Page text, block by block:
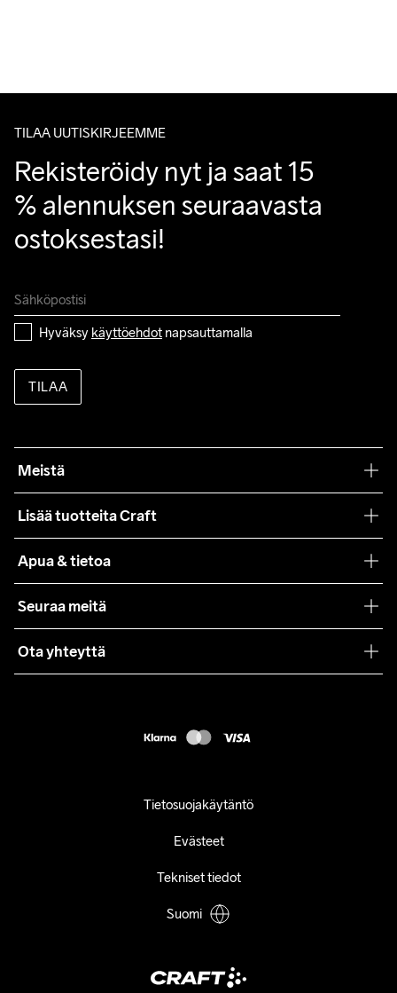
kysymyksiisi.
TILAA UUTISKIRJEEMME
Rekisteröidy nyt ja saat 15
% alennuksen seuraavasta
ostoksestasi!
Hyväksy käyttöehdot napsauttamalla
TILAA
Meistä
Lisää tuotteita Craft
Yhteistyöt
Lehdistö
Apua & tietoa
Käyttöehdot
Asiakaspalvelu
Seuraa meitä
Ota yhteyttä
Tietosuojakäytäntö
Evästeet
Tekniset tiedot
Suomi